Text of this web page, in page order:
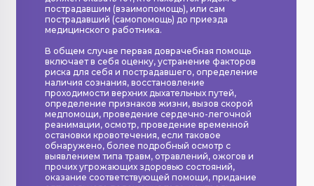
пострадавшим (взаимопомощь), или сам
пострадавший (самопомощь) до приезда
медицинского работника.
В общем случае первая доврачебная помощь
включает в себя оценку, устранение факторов
риска для себя и пострадавшего, определение
наличия сознания, восстановление
проходимости верхних дыхательных путей,
определение признаков жизни, вызов скорой
медпомощи, проведение сердечно-легочной
реанимации, осмотр, проведение временной
остановки кровотечения, если таковое
обнаружено, более подробный осмотр с
выявлением типа травм, отравлений, ожогов и
прочих угрожающих здоровью состояний,
оказание соответствующей помощи, придание